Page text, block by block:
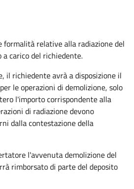
formalità relative alla radiazione del
carico del richiedente.
il richiedente avrà a disposizione il
le operazioni di demolizione, solo
l'importo corrispondente alla
di radiazione devono
dalla contestazione della
l'avvenuta demolizione del
rimborsato di parte del deposito